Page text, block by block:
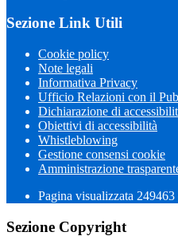
Sezione Link Utili
Cookie policy
Note legali
Informativa Privacy
Ufficio Relazioni con il
Dichiarazione di
Obiettivi di accessibilità
Whistleblowing
Gestione consensi cookie
Amministrazione
Pagina visualizzata 249463
Sezione Copyright